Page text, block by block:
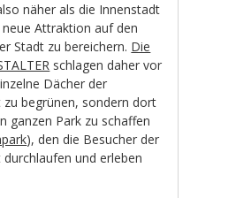
näher als die Innenstadt
Attraktion auf den
Stadt zu bereichern. Die
schlagen daher vor
Dächer der
zu begrünen, sondern dort
ganzen Park zu schaffen
), den die Besucher der
und erleben